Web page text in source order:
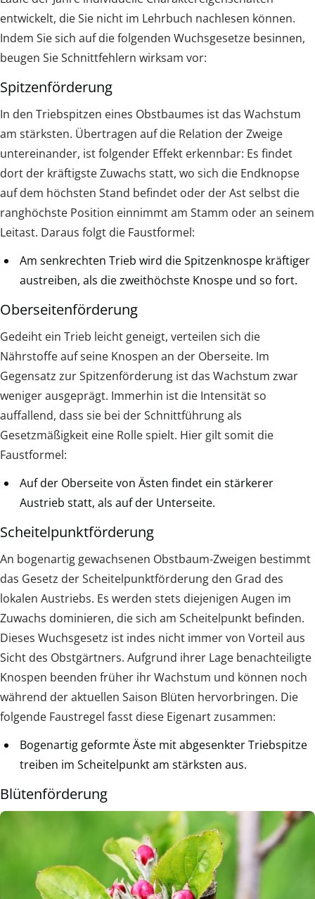
entwickelt, die Sie nicht im Lehrbuch nachlesen können.
Indem Sie sich auf die folgenden Wuchsgesetze besinnen,
beugen Sie Schnittfehlern wirksam vor:
Spitzenförderung
In den Triebspitzen eines Obstbaumes ist das Wachstum
am stärksten. Übertragen auf die Relation der Zweige
untereinander, ist folgender Effekt erkennbar: Es findet
dort der kräftigste Zuwachs statt, wo sich die Endknopse
auf dem höchsten Stand befindet oder der Ast selbst die
ranghöchste Position einnimmt am Stamm oder an seinem
Leitast. Daraus folgt die Faustformel:
Am senkrechten Trieb wird die Spitzenknospe kräftiger
austreiben, als die zweithöchste Knospe und so fort.
Oberseitenförderung
Gedeiht ein Trieb leicht geneigt, verteilen sich die
Nährstoffe auf seine Knospen an der Oberseite. Im
Gegensatz zur Spitzenförderung ist das Wachstum zwar
weniger ausgeprägt. Immerhin ist die Intensität so
auffallend, dass sie bei der Schnittführung als
Gesetzmäßigkeit eine Rolle spielt. Hier gilt somit die
Faustformel:
Auf der Oberseite von Ästen findet ein stärkerer
Austrieb statt, als auf der Unterseite.
Scheitelpunktförderung
An bogenartig gewachsenen Obstbaum-Zweigen bestimmt
das Gesetz der Scheitelpunktförderung den Grad des
lokalen Austriebs. Es werden stets diejenigen Augen im
Zuwachs dominieren, die sich am Scheitelpunkt befinden.
Dieses Wuchsgesetz ist indes nicht immer von Vorteil aus
Sicht des Obstgärtners. Aufgrund ihrer Lage benachteiligte
Knospen beenden früher ihr Wachstum und können noch
während der aktuellen Saison Blüten hervorbringen. Die
folgende Faustregel fasst diese Eigenart zusammen:
Bogenartig geformte Äste mit abgesenkter Triebspitze
treiben im Scheitelpunkt am stärksten aus.
Blütenförderung